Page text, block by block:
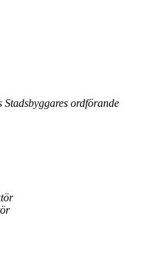
ordförande